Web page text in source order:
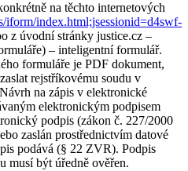
na těchto internetových
iform/index.html;jsessionid=d4swf-
z úvodní stránky justice.cz –
– inteligentní formulář.
formuláře je PDF dokument,
rejstříkovému soudu v
na zápis v elektronické
elektronickým podpisem
podpis (zákon č. 227/2000
zaslán prostřednictvím datové
podává (§ 22 ZVR). Podpis
musí být úředně ověřen.